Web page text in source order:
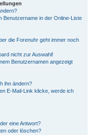
Benutzername in der Online-Liste
die Forenuhr geht immer noch
nicht zur Auswahl!
Benutzernamen angezeigt
ihn ändern?
E-Mail-Link klicke, werde ich
eine Antwort?
oder löschen?